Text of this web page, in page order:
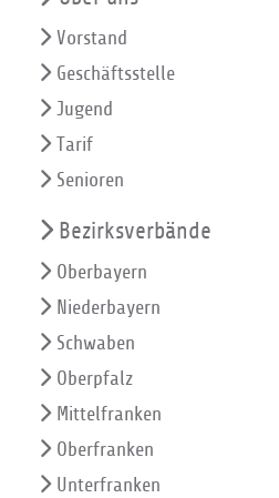
Vorstand
Geschäftsstelle
Jugend
Tarif
Senioren
Bezirksverbände
Oberbayern
Niederbayern
Schwaben
Oberpfalz
Mittelfranken
Oberfranken
Unterfranken